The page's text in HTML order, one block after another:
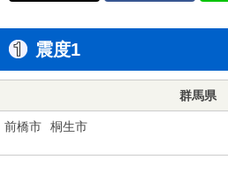
震度1
群馬県
前橋市 桐生市